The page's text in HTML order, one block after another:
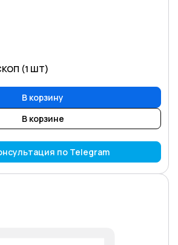
(1 ШТ)
В корзину
В корзине
по Telegram